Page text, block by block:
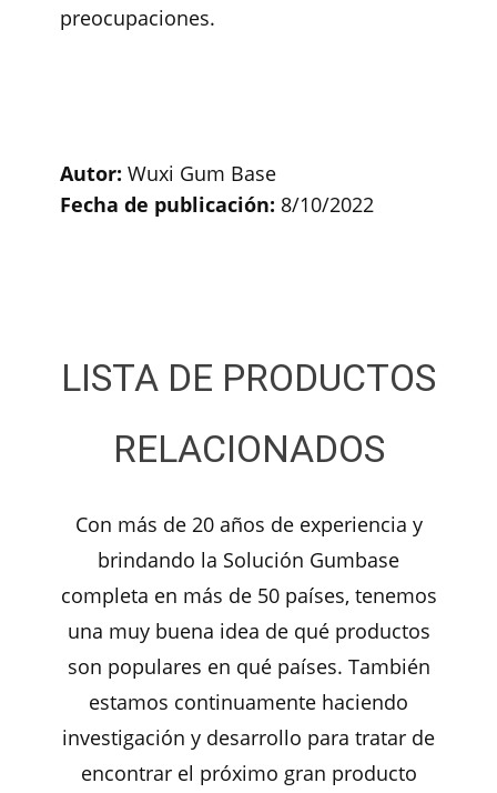
preocupaciones.
Autor: Wuxi Gum Base
Fecha de publicación: 8/10/2022
LISTA DE PRODUCTOS
RELACIONADOS
Con más de 20 años de experiencia y
brindando la Solución Gumbase
completa en más de 50 países, tenemos
una muy buena idea de qué productos
son populares en qué países. También
estamos continuamente haciendo
investigación y desarrollo para tratar de
encontrar el próximo gran producto